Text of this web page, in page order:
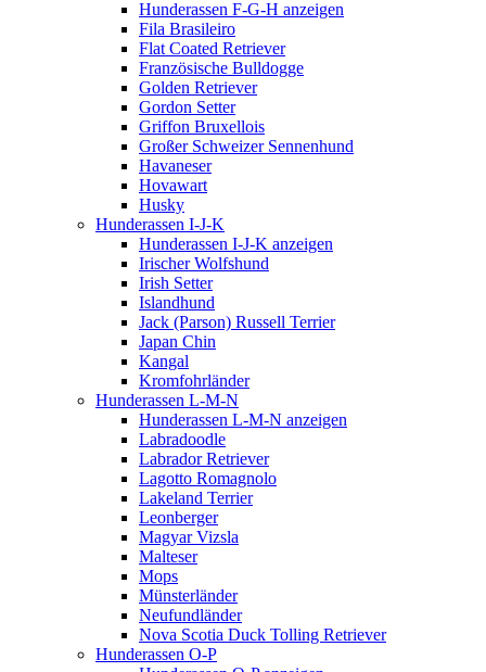
Hunderassen F-G-H anzeigen
Fila Brasileiro
Flat Coated Retriever
Französische Bulldogge
Golden Retriever
Gordon Setter
Griffon Bruxellois
Großer Schweizer Sennenhund
Havaneser
Hovawart
Husky
Hunderassen I-J-K
Hunderassen I-J-K anzeigen
Irischer Wolfshund
Irish Setter
Islandhund
Jack (Parson) Russell Terrier
Japan Chin
Kangal
Kromfohrländer
Hunderassen L-M-N
Hunderassen L-M-N anzeigen
Labradoodle
Labrador Retriever
Lagotto Romagnolo
Lakeland Terrier
Leonberger
Magyar Vizsla
Malteser
Mops
Münsterländer
Neufundländer
Nova Scotia Duck Tolling Retriever
Hunderassen O-P